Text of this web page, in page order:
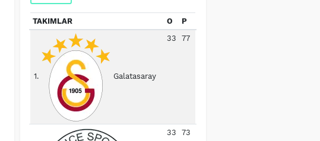
TAKIMLAR O P
1. Galatasaray
33 77
33 73